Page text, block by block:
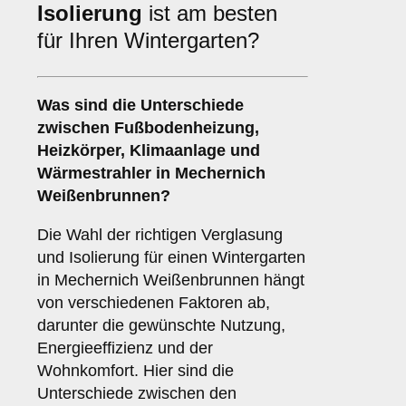
Isolierung ist am besten
für Ihren Wintergarten?
Was sind die Unterschiede
zwischen Fußbodenheizung,
Heizkörper, Klimaanlage und
Wärmestrahler in Mechernich
Weißenbrunnen?
Die Wahl der richtigen Verglasung
und Isolierung für einen Wintergarten
in Mechernich Weißenbrunnen hängt
von verschiedenen Faktoren ab,
darunter die gewünschte Nutzung,
Energieeffizienz und der
Wohnkomfort. Hier sind die
Unterschiede zwischen den